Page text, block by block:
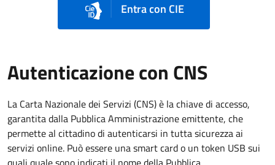
Entra con CIE
Autenticazione con CNS
La Carta Nazionale dei Servizi (CNS) è la chiave di accesso,
garantita dalla Pubblica Amministrazione emittente, che
permette al cittadino di autenticarsi in tutta sicurezza ai
servizi online. Può essere una smart card o un token USB sui